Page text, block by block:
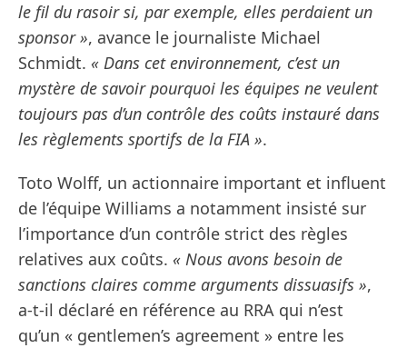
le fil du rasoir si, par exemple, elles perdaient un
sponsor », avance le journaliste Michael
Schmidt. « Dans cet environnement, c’est un
mystère de savoir pourquoi les équipes ne veulent
toujours pas d’un contrôle des coûts instauré dans
les règlements sportifs de la FIA ».
Toto Wolff, un actionnaire important et influent
de l’équipe Williams a notamment insisté sur
l’importance d’un contrôle strict des règles
relatives aux coûts. « Nous avons besoin de
sanctions claires comme arguments dissuasifs »,
a-t-il déclaré en référence au RRA qui n’est
qu’un « gentlemen’s agreement » entre les